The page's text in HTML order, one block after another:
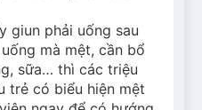
giun phải uống sau
mà mệt, cần bổ
sữa… thì các triệu
trẻ có biểu hiện mệt